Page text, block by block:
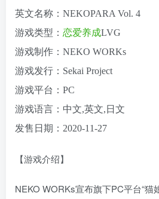
英文名称：NEKOPARA Vol. 4
游戏类型： 恋爱养成LVG
游戏制作：NEKO WORKs
游戏发行：Sekai Project
游戏平台：PC
游戏语言：中文,英文,日文
发售日期：2020-11-27
【游戏介绍】
NEKO WORKs宣布旗下PC平台“猫